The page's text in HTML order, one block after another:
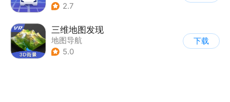
2.7
三维地图发现
地图导航
5.0
下载